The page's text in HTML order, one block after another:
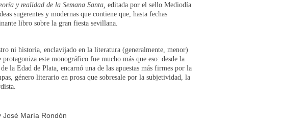
y realidad de la Semana Santa,editada por el sello Mediodía
sugerentes y modernas que contiene que, hasta fechas
libro sobre la gran fiesta sevillana.
ni historia, enclavijado en la literatura (generalmente, menor)
este monográfico fue mucho más que eso: desde la
Edad de Plata, encarnó una de las apuestas más firmes por la
género literario en prosa que sobresale por la subjetividad, la
José María Rondón